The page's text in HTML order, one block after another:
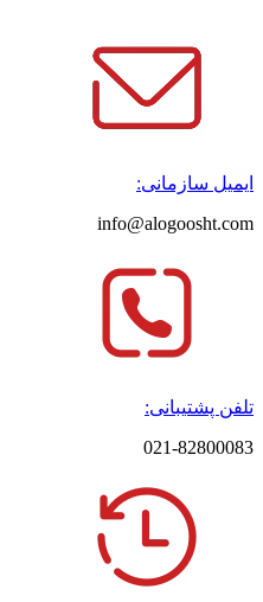
ایمیل سازمانی:
info@alogoosht.com
تلفن پشتیبانی:
021-82800083